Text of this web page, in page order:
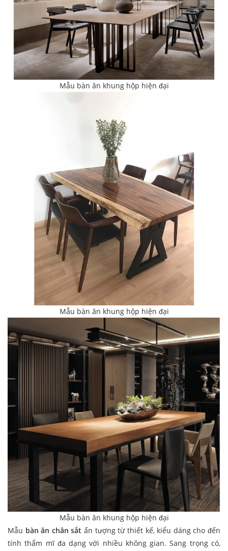
Mẫu bàn ăn khung hộp hiện đại
Mẫu bàn ăn khung hộp hiện đại
Mẫu bàn ăn khung hộp hiện đại
Mẫu bàn ăn chân sắt ấn tượng từ thiết kế, kiểu dáng cho đến
tính thẩm mĩ đa dạng với nhiều không gian. Sang trọng có,